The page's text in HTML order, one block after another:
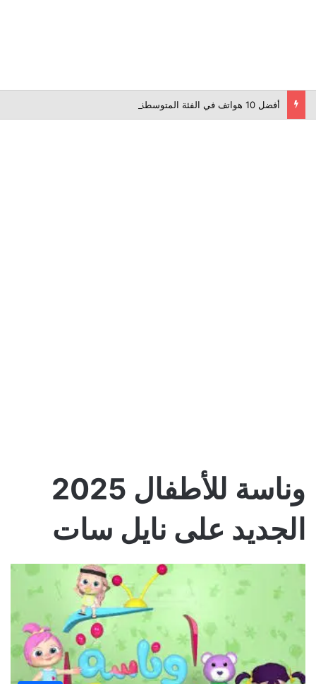
أفضل 10 هواتف في الفئة المتوسطة لعام 2026
وناسة للأطفال 2025
الجديد على نايل سات